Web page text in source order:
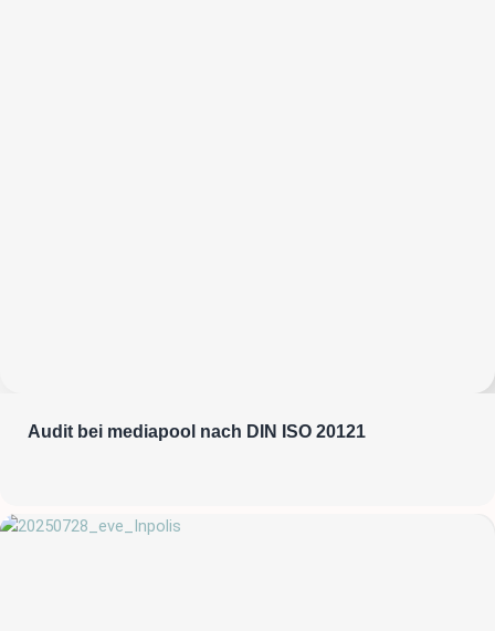
Audit bei mediapool nach DIN ISO 20121